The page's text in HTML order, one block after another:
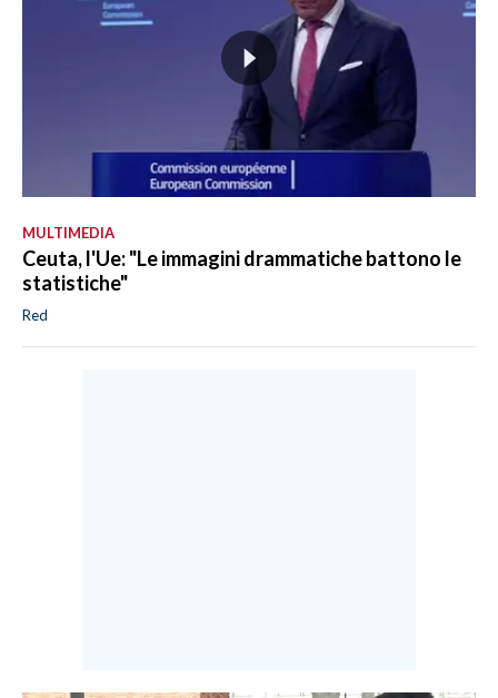
MULTIMEDIA
Ceuta, l'Ue: "Le immagini drammatiche battono le
statistiche"
Red